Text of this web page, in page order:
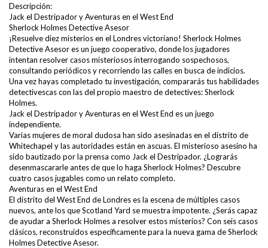
Descripción:
Jack el Destripador y Aventuras en el West End
Sherlock Holmes Detective Asesor
¡Resuelve diez misterios en el Londres victoriano! Sherlock Holmes
Detective Asesor es un juego cooperativo, donde los jugadores
intentan resolver casos misteriosos interrogando sospechosos,
consultando periódicos y recorriendo las calles en busca de indicios.
Una vez hayas completado tu investigación, compararás tus habilidades
detectivescas con las del propio maestro de detectives: Sherlock
Holmes.
Jack el Destripador y Aventuras en el West End es un juego
independiente.
Varias mujeres de moral dudosa han sido asesinadas en el distrito de
Whitechapel y las autoridades están en ascuas. El misterioso asesino ha
sido bautizado por la prensa como Jack el Destripador. ¿Lograrás
desenmascararle antes de que lo haga Sherlock Holmes? Descubre
cuatro casos jugables como un relato completo.
Aventuras en el West End
El distrito del West End de Londres es la escena de múltiples casos
nuevos, ante los que Scotland Yard se muestra impotente. ¿Serás capaz
de ayudar a Sherlock Holmes a resolver estos misterios? Con seis casos
clásicos, reconstruidos específicamente para la nueva gama de Sherlock
Holmes Detective Asesor.